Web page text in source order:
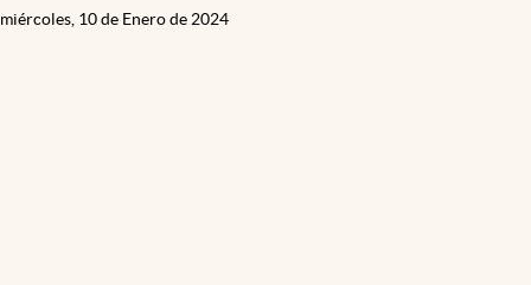
miércoles, 10 de Enero de 2024